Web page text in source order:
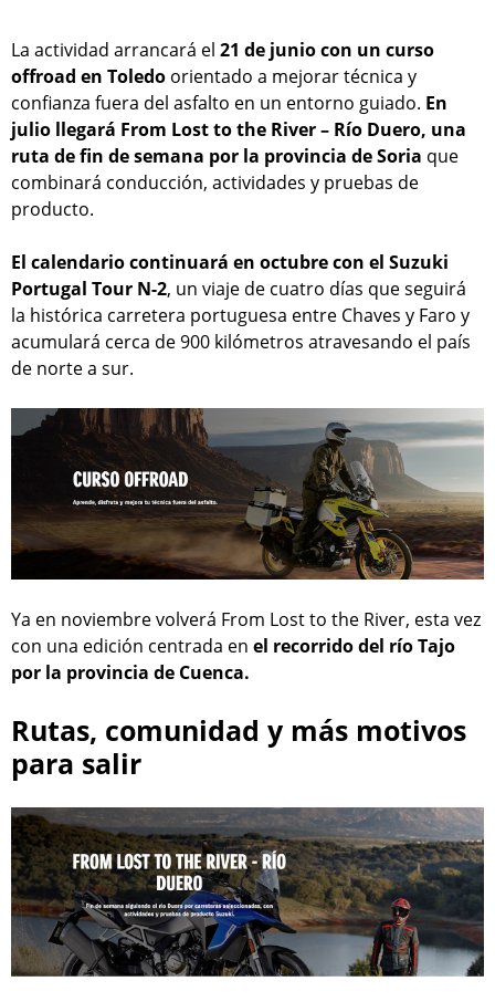
La actividad arrancará el 21 de junio con un curso
offroad en Toledo orientado a mejorar técnica y
confianza fuera del asfalto en un entorno guiado. En
julio llegará From Lost to the River – Río Duero, una
ruta de fin de semana por la provincia de Soria que
combinará conducción, actividades y pruebas de
producto.
El calendario continuará en octubre con el Suzuki
Portugal Tour N-2, un viaje de cuatro días que seguirá
la histórica carretera portuguesa entre Chaves y Faro y
acumulará cerca de 900 kilómetros atravesando el país
de norte a sur.
Ya en noviembre volverá From Lost to the River, esta vez
con una edición centrada en el recorrido del río Tajo
por la provincia de Cuenca.
Rutas, comunidad y más motivos
para salir